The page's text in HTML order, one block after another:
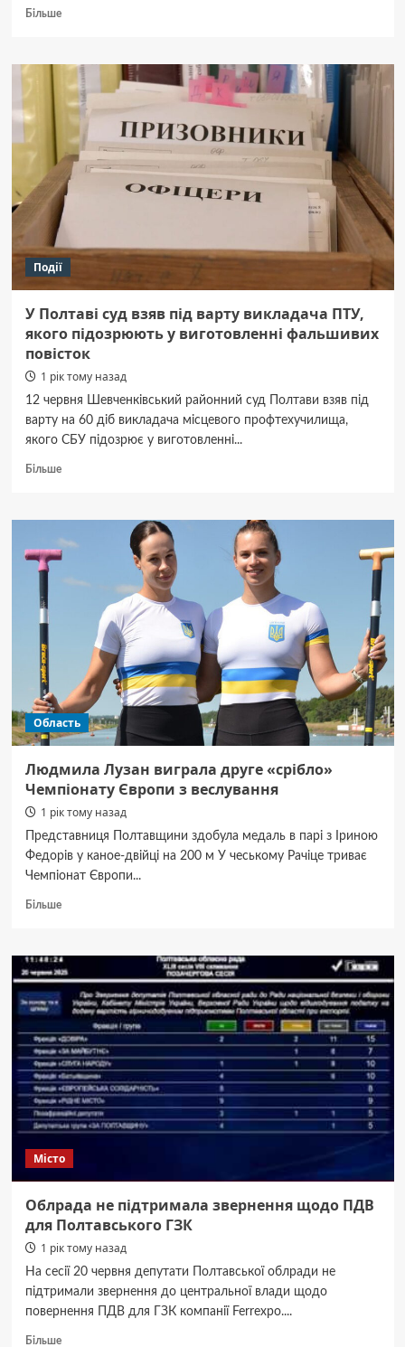
БільшеДокладніше
Полтаві
річний
хлопець
даху
ТРЦ:
його
госпіталізували
Події
У Полтаві суд взяв під варту викладача ПТУ,
якого підозрюють у виготовленні фальшивих
повісток
1 рік тому назад
12 червня Шевченківський районний суд Полтави взяв під
варту на 60 діб викладача місцевого профтехучилища,
якого СБУ підозрює у виготовленні...
БільшеДокладніше
Полтаві
взяв
варту
викладача
підозрюють
виготовленні
фальшивих
повісток
Область
Людмила Лузан виграла друге «срібло»
Чемпіонату Європи з веслування
1 рік тому назад
Представниця Полтавщини здобула медаль в парі з Іриною
Федорів у каное-двійці на 200 м У чеському Рачіце триває
Чемпіонат Європи...
БільшеДокладніше
Лузан
виграла
друге
«срібло»
Чемпіонату
Європи
з веслування
Місто
Облрада не підтримала звернення щодо ПДВ
для Полтавського ГЗК
1 рік тому назад
На сесії 20 червня депутати Полтавської облради не
підтримали звернення до центральної влади щодо
повернення ПДВ для ГЗК компанії Ferrexpo....
БільшеДокладніше